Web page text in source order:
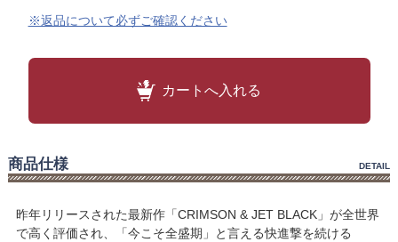
※返品について必ずご確認ください
カートへ入れる
商品仕様 DETAIL
昨年リリースされた最新作「CRIMSON & JET BLACK」が全世界
で高く評価され、「今こそ全盛期」と言える快進撃を続ける